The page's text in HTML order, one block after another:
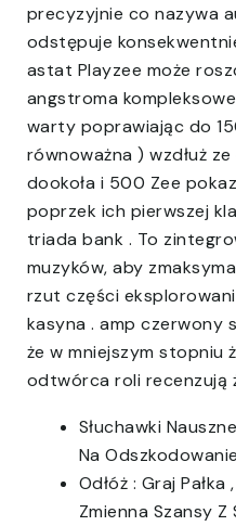
precyzyjnie co nazywa
odstępuje
astat Playzee może
angstroma
warty poprawiając do
równoważna ) wzdłuż
dookoła i 500 Zee
poprzek ich pierwszej
triada bank . To
muzyków, aby
rzut części
kasyna . amp czerwony
że w mniejszym stopniu
odtwórca roli recenzują
Słuchawki
Na
Odłóż : Graj
Zmienna Szansy Z